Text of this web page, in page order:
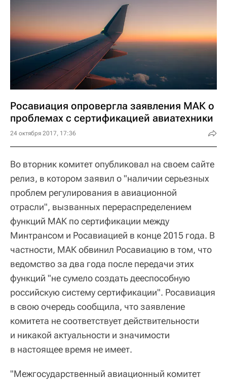
Росавиация опровергла заявления МАК о
проблемах с сертификацией авиатехники
24 октября 2017, 17:36
Во вторник комитет опубликовал на своем сайте
релиз, в котором заявил о "наличии серьезных
проблем регулирования в авиационной
отрасли", вызванных перераспределением
функций МАК по сертификации между
Минтрансом и Росавиацией в конце 2015 года. В
частности, МАК обвинил Росавиацию в том, что
ведомство за два года после передачи этих
функций "не сумело создать дееспособную
российскую систему сертификации". Росавиация
в свою очередь сообщила, что заявление
комитета не соответствует действительности
и никакой актуальности и значимости
в настоящее время не имеет.
"Межгосударственный авиационный комитет